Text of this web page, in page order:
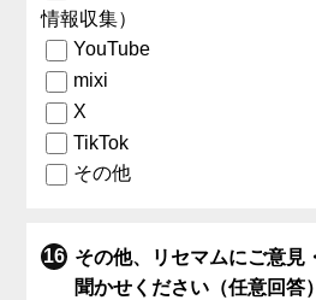
情報収集）
YouTube
mixi
X
TikTok
その他
その他、リセマムにご意見
聞かせください（任意回答）